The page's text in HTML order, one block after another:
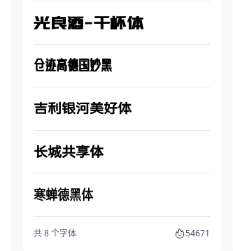
光良酒-干杯体
仓迹高德国妙黑
吉利银河美好体
长城共享体
寒蝉德黑体
共 8 个字体 54671